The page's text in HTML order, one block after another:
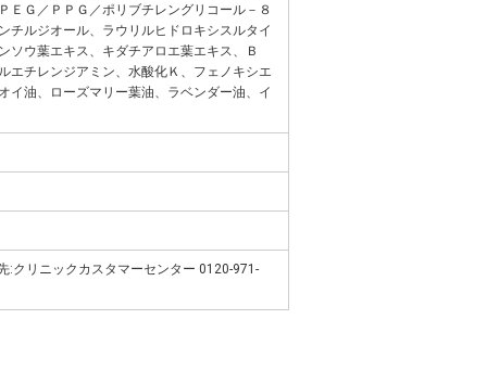
ＥＧ／ＰＰＧ／ポリブチレングリコール－８
チルジオール、ラウリルヒドロキシスルタイ
ソウ葉エキス、キダチアロエ葉エキス、Ｂ
エチレンジアミン、水酸化Ｋ、フェノキシエ
イ油、ローズマリー葉油、ラベンダー油、イ
:クリニックカスタマーセンター 0120-971-